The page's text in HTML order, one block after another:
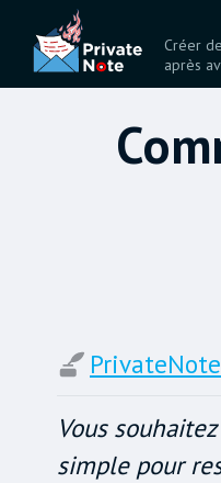
Créer
après
Vous
simple pour